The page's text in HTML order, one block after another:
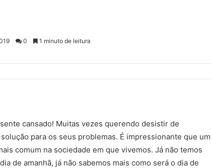
0 1 minuto de leitura
cansado! Muitas vezes querendo desistir de
para os seus problemas. É impressionante que um
comum na sociedade em que vivemos. Já não temos
de amanhã, já não sabemos mais como será o dia de